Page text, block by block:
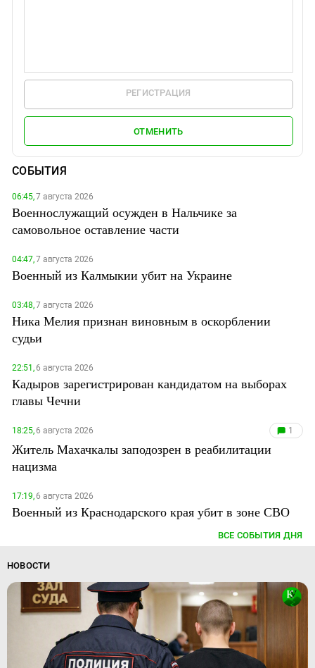
РЕГИСТРАЦИЯ
ОТМЕНИТЬ
СОБЫТИЯ
06:45,7 августа 2026
Военнослужащий осужден в Нальчике за
самовольное оставление части
04:47,7 августа 2026
Военный из Калмыкии убит на Украине
03:48,7 августа 2026
Ника Мелия признан виновным в оскорблении
судьи
22:51,6 августа 2026
Кадыров зарегистрирован кандидатом на выборах
главы Чечни
18:25,6 августа 2026 1
Житель Махачкалы заподозрен в реабилитации
нацизма
17:19,6 августа 2026
Военный из Краснодарского края убит в зоне СВО
ВСЕ СОБЫТИЯ ДНЯ
НОВОСТИ